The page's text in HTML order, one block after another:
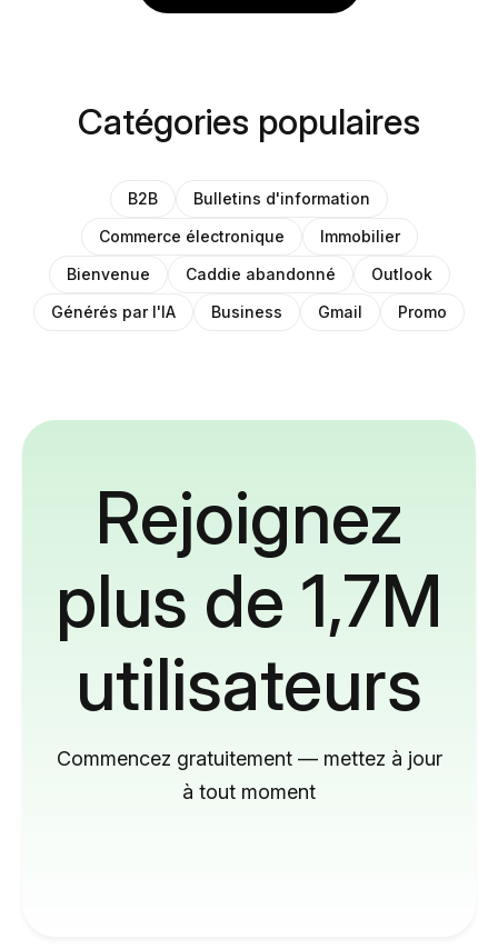
Catégories populaires
B2B
Bulletins d'information
Commerce électronique
Immobilier
Bienvenue
Caddie abandonné
Outlook
Générés par l'IA
Business Gmail Promo
Rejoignez
plus de 1,7M
utilisateurs
Commencez gratuitement — mettez à jour
à tout moment